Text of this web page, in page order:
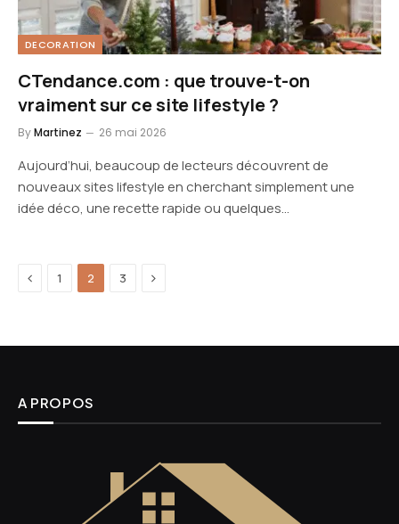
DECORATION
CTendance.com : que trouve-t-on
vraiment sur ce site lifestyle ?
ByMartinez 26 mai 2026
Aujourd’hui, beaucoup de lecteurs découvrent de
nouveaux sites lifestyle en cherchant simplement une
idée déco, une recette rapide ou quelques…
Previous
1 2 3 Next
A PROPOS